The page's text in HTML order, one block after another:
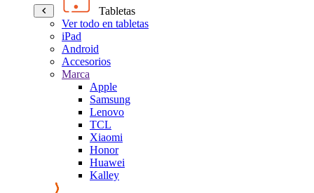
Tabletas
Ver todo en tabletas
iPad
Android
Accesorios
Marca
Apple
Samsung
Lenovo
TCL
Xiaomi
Honor
Huawei
Kalley